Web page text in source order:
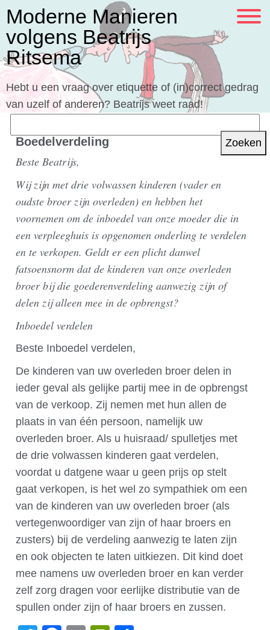
Moderne Manieren
volgens Beatrijs
Ritsema
Hebt u een vraag over etiquette of (in)correct gedrag
van uzelf of anderen? Beatrijs weet raad!
naar:Boedelverdeling
Beste Beatrijs,
Wij zijn met drie volwassen kinderen (vader en
oudste broer zijn overleden) en hebben het
voornemen om de inboedel van onze moeder die in
een verpleeghuis is opgenomen onderling te verdelen
en te verkopen. Geldt er een plicht danwel
fatsoensnorm dat de kinderen van onze overleden
broer bij die goederenverdeling aanwezig zijn of
delen zij alleen mee in de opbrengst?
Inboedel verdelen
Beste Inboedel verdelen,
De kinderen van uw overleden broer delen in
ieder geval als gelijke partij mee in de opbrengst
van de verkoop. Zij nemen met hun allen de
plaats in van één persoon, namelijk uw
overleden broer. Als u huisraad/ spulletjes met
de drie volwassen kinderen gaat verdelen,
voordat u datgene waar u geen prijs op stelt
gaat verkopen, is het wel zo sympathiek om een
van de kinderen van uw overleden broer (als
vertegenwoordiger van zijn of haar broers en
zusters) bij de verdeling aanwezig te laten zijn
en ook objecten te laten uitkiezen. Dit kind doet
mee namens uw overleden broer en kan verder
zelf zorg dragen voor eerlijke distributie van de
spullen onder zijn of haar broers en zussen.